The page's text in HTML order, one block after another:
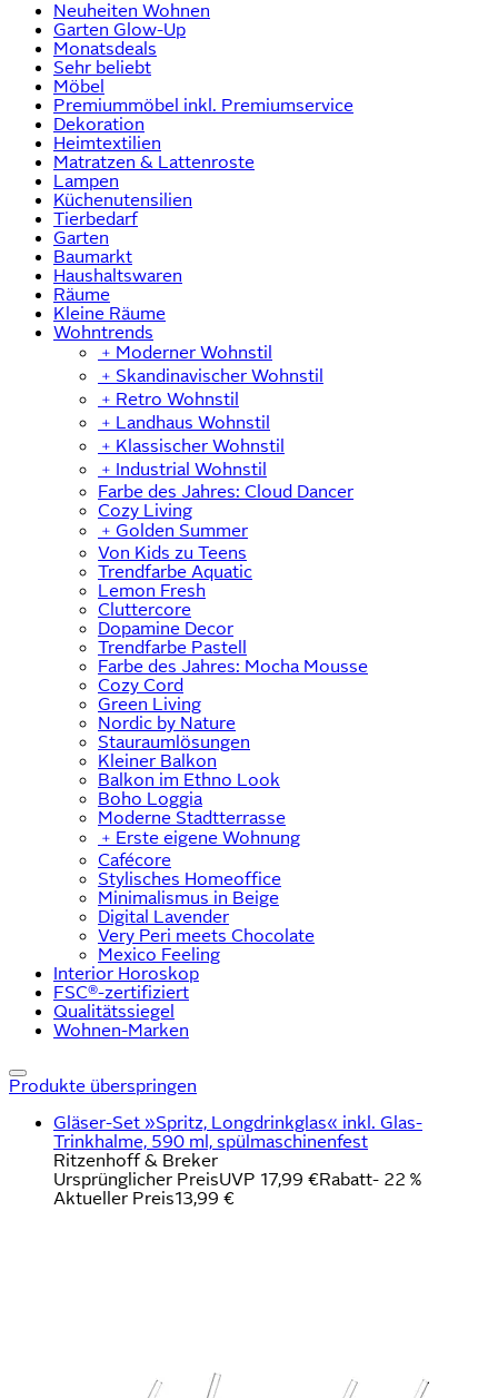
Neuheiten Wohnen
Garten Glow-Up
Monatsdeals
Sehr beliebt
Möbel
Premiummöbel inkl. Premiumservice
Dekoration
Heimtextilien
Matratzen & Lattenroste
Lampen
Küchenutensilien
Tierbedarf
Garten
Baumarkt
Haushaltswaren
Räume
Kleine Räume
Wohntrends
﹢ Moderner Wohnstil
﹢ Skandinavischer Wohnstil
﹢ Retro Wohnstil
﹢ Landhaus Wohnstil
﹢ Klassischer Wohnstil
﹢ Industrial Wohnstil
Farbe des Jahres: Cloud Dancer
Cozy Living
﹢ Golden Summer
Von Kids zu Teens
Trendfarbe Aquatic
Lemon Fresh
Cluttercore
Dopamine Decor
Trendfarbe Pastell
Farbe des Jahres: Mocha Mousse
Cozy Cord
Green Living
Nordic by Nature
Stauraumlösungen
Kleiner Balkon
Balkon im Ethno Look
Boho Loggia
Moderne Stadtterrasse
﹢ Erste eigene Wohnung
Cafécore
Stylisches Homeoffice
Minimalismus in Beige
Digital Lavender
Very Peri meets Chocolate
Mexico Feeling
Interior Horoskop
FSC®-zertifiziert
Qualitätssiegel
Wohnen-Marken
Produkte überspringen
Gläser-Set »Spritz, Longdrinkglas« inkl. Glas-
Trinkhalme, 590 ml, spülmaschinenfest
Ritzenhoff & Breker
Ursprünglicher PreisUVP 17,99 €Rabatt- 22 %
Aktueller Preis13,99 €